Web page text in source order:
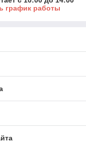
график работы